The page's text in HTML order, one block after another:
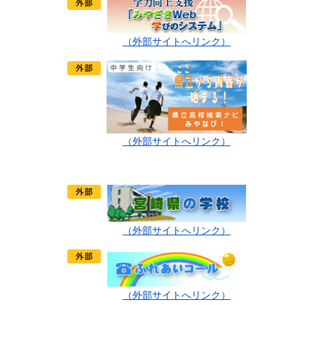
（外部サイトへリンク）
（外部サイトへリンク）
（外部サイトへリンク）
（外部サイトへリンク）